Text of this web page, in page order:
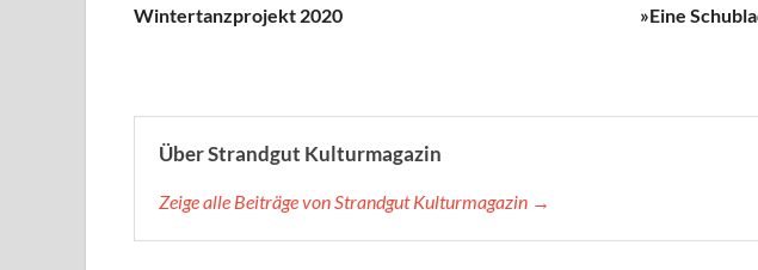
Wintertanzprojekt 2020
»Eine
Über Strandgut Kulturmagazin
Zeige alle Beiträge von Strandgut Kulturmagazin →